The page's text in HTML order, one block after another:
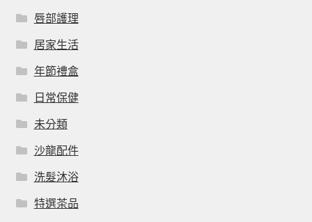
唇部護理
居家生活
年節禮盒
日常保健
未分類
沙龍配件
洗髮沐浴
特選茶品